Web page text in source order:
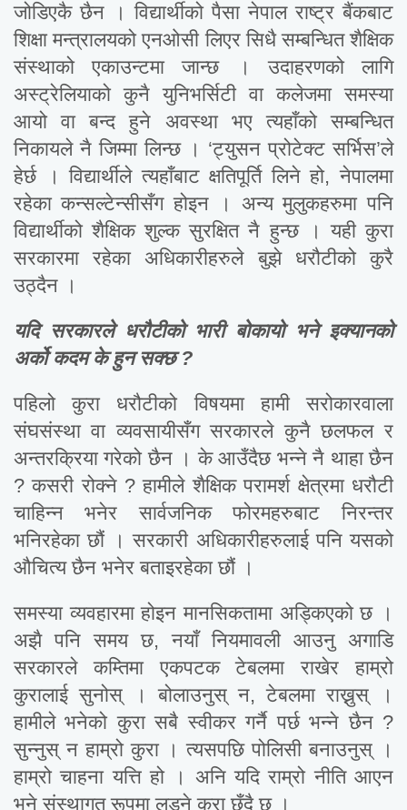
जोडिएकै छैन । विद्यार्थीको पैसा नेपाल राष्ट्र बैंकबाट
शिक्षा मन्त्रालयको एनओसी लिएर सिधै सम्बन्धित शैक्षिक
संस्थाको एकाउन्टमा जान्छ । उदाहरणको लागि
अस्ट्रेलियाको कुनै युनिभर्सिटी वा कलेजमा समस्या
आयो वा बन्द हुने अवस्था भए त्यहाँको सम्बन्धित
निकायले नै जिम्मा लिन्छ । ‘ट्युसन प्रोटेक्ट सर्भिस’ले
हेर्छ । विद्यार्थीले त्यहाँबाट क्षतिपूर्ति लिने हो, नेपालमा
रहेका कन्सल्टेन्सीसँग होइन । अन्य मुलुकहरुमा पनि
विद्यार्थीको शैक्षिक शुल्क सुरक्षित नै हुन्छ । यही कुरा
सरकारमा रहेका अधिकारीहरुले बुझे धरौटीको कुरै
उठ्दैन ।
यदि सरकारले धरौटीको भारी बोकायो भने इक्यानको
अर्को कदम के हुन सक्छ ?
पहिलो कुरा धरौटीको विषयमा हामी सरोकारवाला
संघसंस्था वा व्यवसायीसँग सरकारले कुनै छलफल र
अन्तरक्रिया गरेको छैन । के आउँदैछ भन्ने नै थाहा छैन
? कसरी रोक्ने ? हामीले शैक्षिक परामर्श क्षेत्रमा धरौटी
चाहिन्न भनेर सार्वजनिक फोरमहरुबाट निरन्तर
भनिरहेका छौं । सरकारी अधिकारीहरुलाई पनि यसको
औचित्य छैन भनेर बताइरहेका छौं ।
समस्या व्यवहारमा होइन मानसिकतामा अड्किएको छ ।
अझै पनि समय छ, नयाँ नियमावली आउनु अगाडि
सरकारले कम्तिमा एकपटक टेबलमा राखेर हाम्रो
कुरालाई सुनोस् । बोलाउनुस् न, टेबलमा राख्नुस् ।
हामीले भनेको कुरा सबै स्वीकर गर्नै पर्छ भन्ने छैन ?
सुन्नुस् न हाम्रो कुरा । त्यसपछि पोलिसी बनाउनुस् ।
हाम्रो चाहना यत्ति हो । अनि यदि राम्रो नीति आएन
भने संस्थागत रूपमा लड्ने कुरा छँदै छ ।